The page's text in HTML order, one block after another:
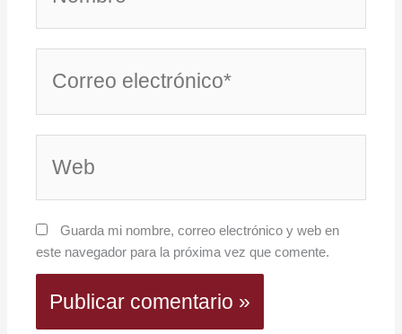
electrónico*
Guarda mi nombre, correo electrónico y web en
este navegador para la próxima vez que comente.